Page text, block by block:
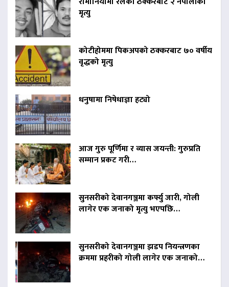
मृत्यु
कोटीहोममा पिकअपको ठक्करबाट ७० वर्षीय
वृद्धको मृत्यु
धनुषामा निषेधाज्ञा हट्यो
आज गुरु पूर्णिमा र व्यास जयन्ती: गुरुप्रति
सम्मान प्रकट गरी…
सुनसरीको देवानगञ्जमा कर्फ्यु जारी, गोली
लागेर एक जनाको मृत्यु भएपछि…
सुनसरीको देवानगञ्जमा झडप नियन्त्रणका
क्रममा प्रहरीको गोली लागेर एक जनाको…